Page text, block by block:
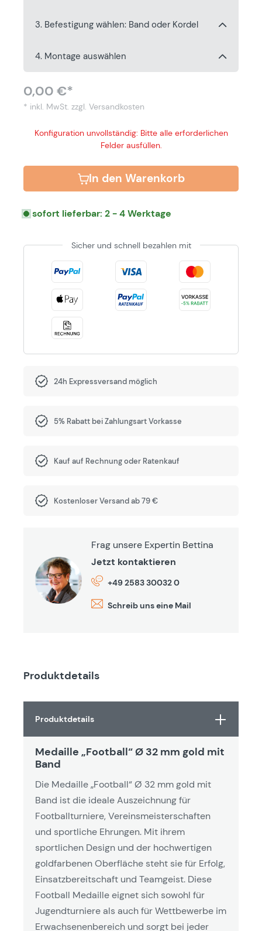
3. Befestigung wählen: Band oder Kordel
4. Montage auswählen
0,00 €*
* inkl. MwSt. zzgl. Versandkosten
Konfiguration unvollständig: Bitte alle erforderlichen
Felder ausfüllen.
In den Warenkorb
sofort lieferbar: 2 - 4 Werktage
Sicher und schnell bezahlen mit
24h Expressversand möglich
5% Rabatt bei Zahlungsart Vorkasse
Kauf auf Rechnung oder Ratenkauf
Kostenloser Versand ab 79 €
Frag unsere Expertin Bettina
Jetzt kontaktieren
+49 2583 30032 0
Schreib uns eine Mail
Produktdetails
Produktdetails
Medaille „Football“ Ø 32 mm gold mit
Band
Die Medaille „Football“ Ø 32 mm gold mit
Band ist die ideale Auszeichnung für
Footballturniere, Vereinsmeisterschaften
und sportliche Ehrungen. Mit ihrem
sportlichen Design und der hochwertigen
goldfarbenen Oberfläche steht sie für Erfolg,
Einsatzbereitschaft und Teamgeist. Diese
Football Medaille eignet sich sowohl für
Jugendturniere als auch für Wettbewerbe im
Erwachsenenbereich und sorgt bei jeder